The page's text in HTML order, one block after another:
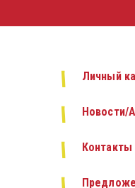
Личный
Новости/
Контакты